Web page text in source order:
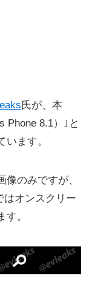
氏が、本
Phone 8.1）｣と
ます。
のみですが、
はオンスクリー
。